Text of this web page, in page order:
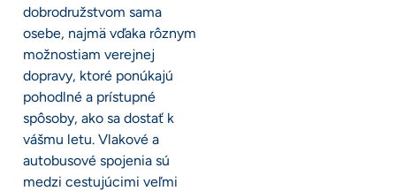
dobrodružstvom sama
osebe, najmä vďaka rôznym
možnostiam verejnej
dopravy, ktoré ponúkajú
pohodlné a prístupné
spôsoby, ako sa dostať k
vášmu letu. Vlakové a
autobusové spojenia sú
medzi cestujúcimi veľmi